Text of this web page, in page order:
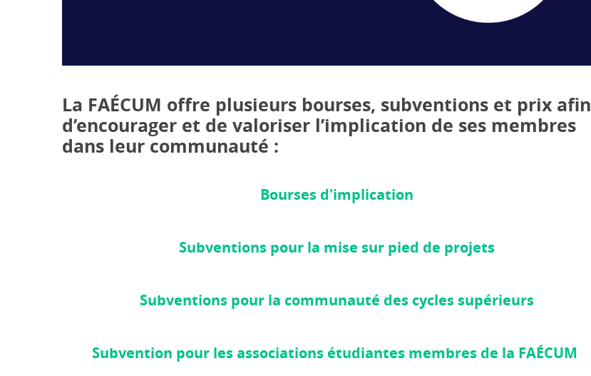
La FAÉCUM offre plusieurs bourses, subventions et prix afin
d’encourager et de valoriser l’implication de ses membres
dans leur communauté :
Bourses d'implication
Subventions pour la mise sur pied de projets
Subventions pour la communauté des cycles supérieurs
Subvention pour les associations étudiantes membres de la FAÉCUM